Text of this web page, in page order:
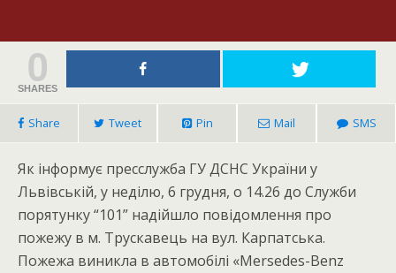
0
SHARES
Share Tweet Pin Mail SMS
Як інформує пресслужба ГУ ДСНС України у
Львівській, у неділю, 6 грудня, о 14.26 до Служби
порятунку “101” надійшло повідомлення про
пожежу в м. Трускавець на вул. Карпатська.
Пожежа виникла в автомобілі «Mersedes-Benz